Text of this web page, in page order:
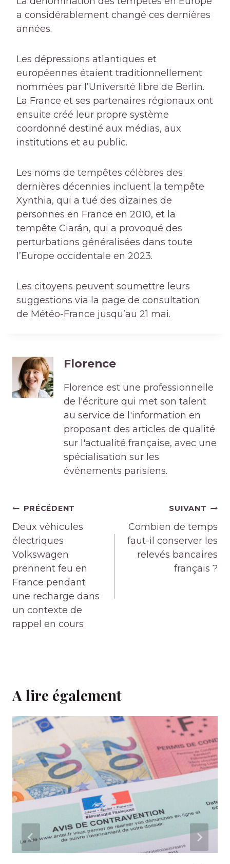
a considérablement changé ces dernières
années.
Les dépressions atlantiques et
européennes étaient traditionnellement
nommées par l’Université libre de Berlin.
La France et ses partenaires régionaux ont
ensuite créé leur propre système
coordonné destiné aux médias, aux
institutions et au public.
Les noms de tempêtes célèbres des
dernières décennies incluent la tempête
Xynthia, qui a tué des dizaines de
personnes en France en 2010, et la
tempête Ciarán, qui a provoqué des
perturbations généralisées dans toute
l’Europe occidentale en 2023.
Les citoyens peuvent soumettre leurs
suggestions via la page de consultation
de Météo-France jusqu’au 21 mai.
Florence
Florence est une professionnelle
de l'écriture qui met son talent
au service de l'information en
proposant des articles de qualité
sur l'actualité française, avec une
spécialisation sur les
événements parisiens.
Navigation
de
l’article
PRÉCÉDENT
Deux véhicules
électriques
Volkswagen
prennent feu en
France pendant
une recharge dans
un contexte de
rappel en cours
SUIVANT
Combien de temps
faut-il conserver les
relevés bancaires
français ?
A lire également